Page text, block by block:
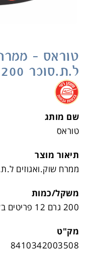
טוראס –
ל.ת.סוכר 200 גרם
.
שם מותג
טוראס
תיאור מוצר
ממרח שוק.ואגוזים
משקל/כמות
200 גרם 12 פריטים בקרטון
מק"ט
8410342003508